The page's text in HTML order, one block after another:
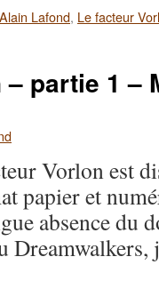
Alain Lafond, Le facteur
partie 1 –
Vorlon est
papier et
absence du